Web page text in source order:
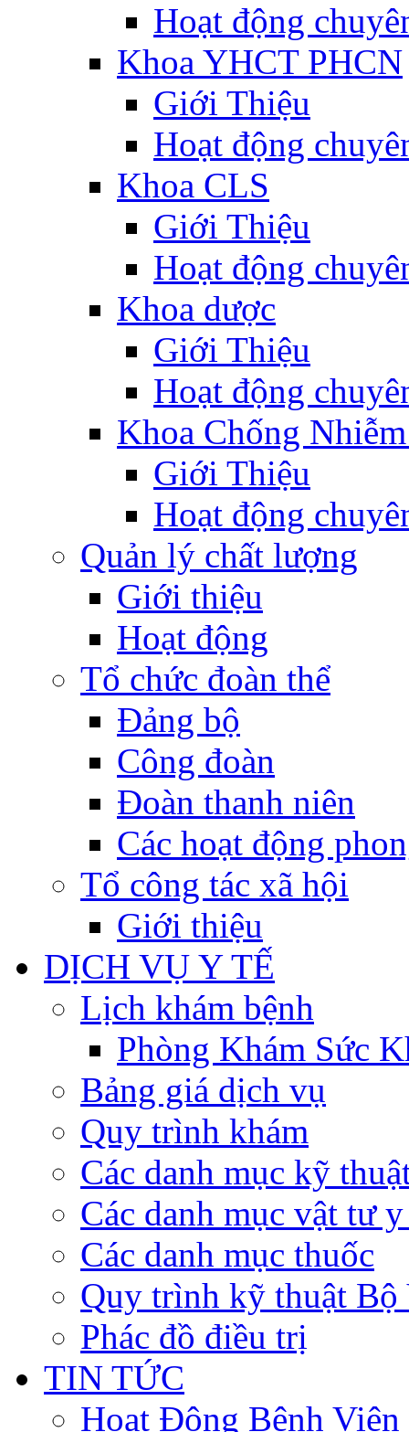
Hoạt động
Khoa YHCT PHCN
Giới Thiệu
Hoạt động
Khoa CLS
Giới Thiệu
Hoạt động
Khoa dược
Giới Thiệu
Hoạt động
Khoa Chống
Giới Thiệu
Hoạt động
Quản lý chất lượng
Giới thiệu
Hoạt động
Tổ chức đoàn thể
Đảng bộ
Công đoàn
Đoàn thanh niên
Các hoạt động
Tổ công tác xã hội
Giới thiệu
DỊCH VỤ Y TẾ
Lịch khám bệnh
Phòng Khám Sức
Bảng giá dịch vụ
Quy trình khám
Các danh mục kỹ
Các danh mục vật tư
Các danh mục thuốc
Quy trình kỹ thuật Bộ
Phác đồ điều trị
TIN TỨC
Hoạt Động Bệnh Viện